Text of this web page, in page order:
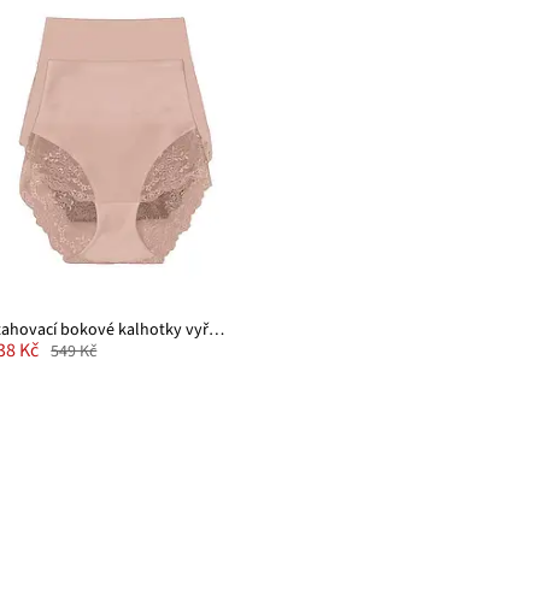
Stahovací bokové kalhotky vyřezávané laserem, střední tvarující efekt (2 ks v balení)
Kč 549 Kč